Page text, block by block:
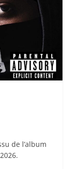
de l’album